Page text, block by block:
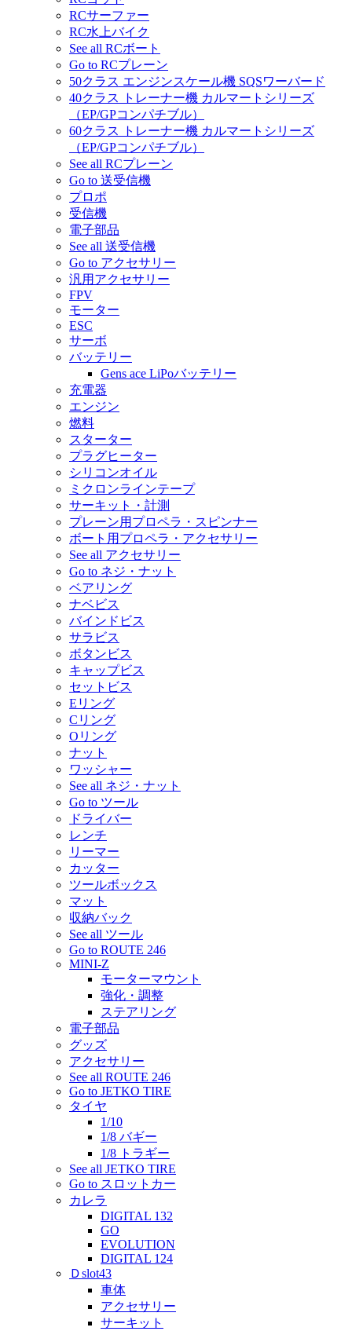
RCサーファー
RC水上バイク
See all RCボート
Go to RCプレーン
50クラス エンジンスケール機 SQSワーバード
40クラス トレーナー機 カルマートシリーズ
（EP/GPコンパチブル）
60クラス トレーナー機 カルマートシリーズ
（EP/GPコンパチブル）
See all RCプレーン
Go to 送受信機
プロポ
受信機
電子部品
See all 送受信機
Go to アクセサリー
汎用アクセサリー
FPV
モーター
ESC
サーボ
バッテリー
Gens ace LiPoバッテリー
充電器
エンジン
燃料
スターター
プラグヒーター
シリコンオイル
ミクロンラインテープ
サーキット・計測
プレーン用プロペラ・スピンナー
ボート用プロペラ・アクセサリー
See all アクセサリー
Go to ネジ・ナット
ベアリング
ナベビス
バインドビス
サラビス
ボタンビス
キャップビス
セットビス
Eリング
Cリング
Oリング
ナット
ワッシャー
See all ネジ・ナット
Go to ツール
ドライバー
レンチ
リーマー
カッター
ツールボックス
マット
収納バック
See all ツール
Go to ROUTE 246
MINI-Z
モーターマウント
強化・調整
ステアリング
電子部品
グッズ
アクセサリー
See all ROUTE 246
Go to JETKO TIRE
タイヤ
1/10
1/8 バギー
1/8 トラギー
See all JETKO TIRE
Go to スロットカー
カレラ
DIGITAL 132
GO
EVOLUTION
DIGITAL 124
Ｄslot43
車体
アクセサリー
サーキット